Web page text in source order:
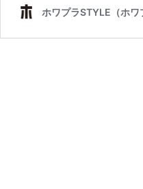
ホワプラSTYLE（ホワ